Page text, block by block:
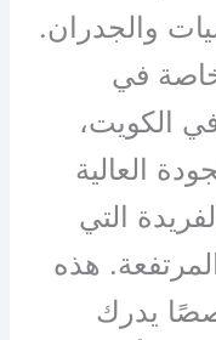
والجدران.
خاصة في
الكويت،
العالية
التي
هذه
يدرك